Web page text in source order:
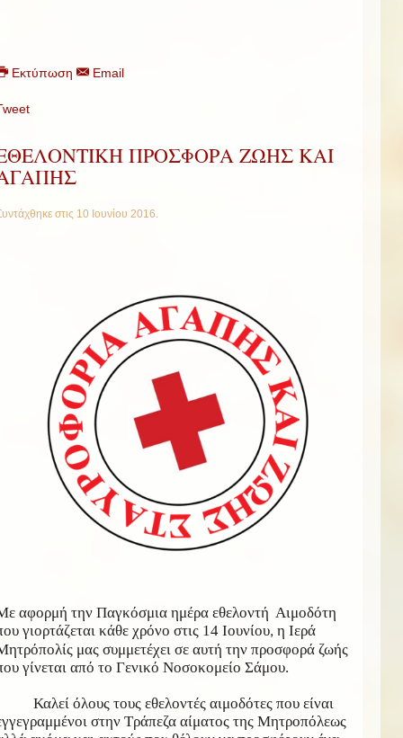
Εκτύπωση Email
ΠΡΟΣΦΟΡΑ ΖΩΗΣ ΚΑΙ
στις 10 Ιουνίου 2016.
αφορμή την Παγκόσμια ημέρα εθελοντή Αιμοδότη
γιορτάζεται κάθε χρόνο στις 14 Ιουνίου, η Ιερά
μας συμμετέχει σε αυτή την προσφορά ζωής
γίνεται από το Γενικό Νοσοκομείο Σάμου.
Καλεί όλους τους εθελοντές αιμοδότες που είναι
στην Τράπεζα αίματος της Μητροπόλεως